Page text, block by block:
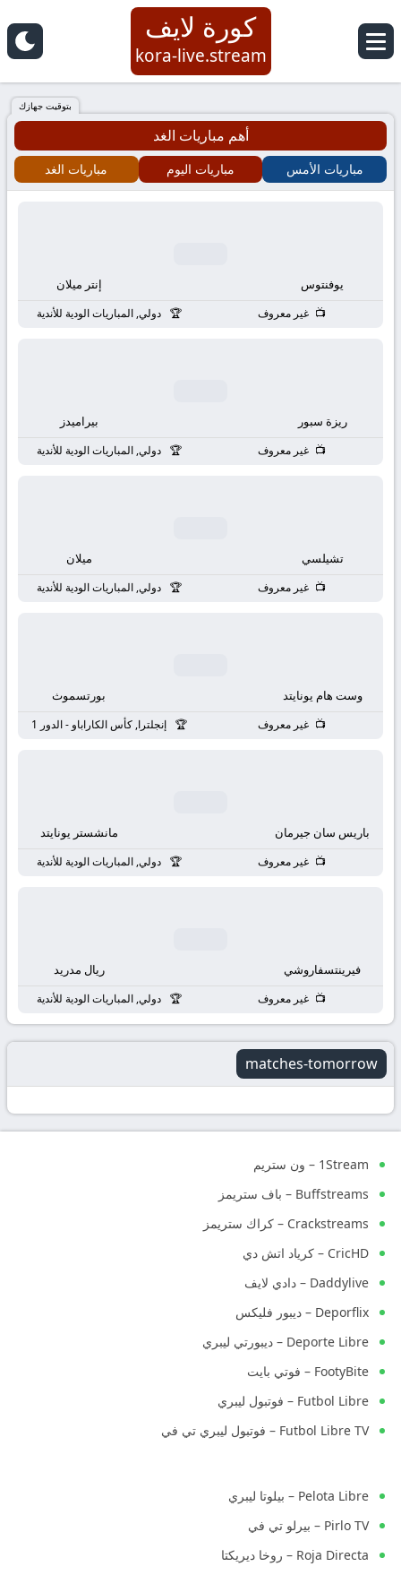
كورة لايف
kora-live.stream
بتوقيت جهازك
أهم مباريات الغد
مباريات الأمس مباريات اليوم مباريات الغد
يوفنتوس إنتر ميلان
غير معروف دولي, المباريات الودية للأندية
ريزة سبور بيراميدز
غير معروف دولي, المباريات الودية للأندية
تشيلسي ميلان
غير معروف دولي, المباريات الودية للأندية
وست هام يونايتد بورتسموث
غير معروف إنجلترا, كأس الكاراباو - الدور 1
باريس سان جيرمان مانشستر يونايتد
غير معروف دولي, المباريات الودية للأندية
فيرينتسفاروشي ريال مدريد
غير معروف دولي, المباريات الودية للأندية
matches-tomorrow
1Stream – ون ستريم
Buffstreams – باف ستريمز
Crackstreams – كراك ستريمز
CricHD – كرياد اتش دي
Daddylive – دادي لايف
Deporflix – ديبور فليكس
Deporte Libre – ديبورتي ليبري
FootyBite – فوتي بايت
Futbol Libre – فوتبول ليبري
Futbol Libre TV – فوتبول ليبري تي في
Pelota Libre – بيلوتا ليبري
Pirlo TV – بيرلو تي في
Roja Directa – روخا ديريكتا